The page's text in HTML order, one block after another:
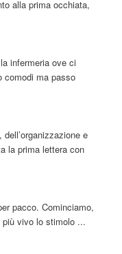
alla prima occhiata,
infermeria ove ci
comodi ma passo
e
la prima lettera con
pacco. Cominciamo,
vivo lo stimolo ...